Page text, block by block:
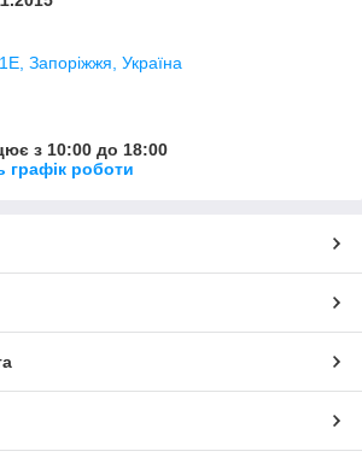
Запоріжжя, Україна
з 10:00 до 18:00
графік роботи